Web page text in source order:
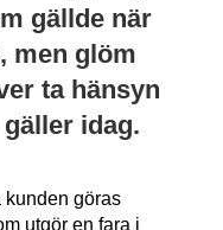
gällde när
men glöm
ta hänsyn
idag.
kunden göras
utgör en fara i